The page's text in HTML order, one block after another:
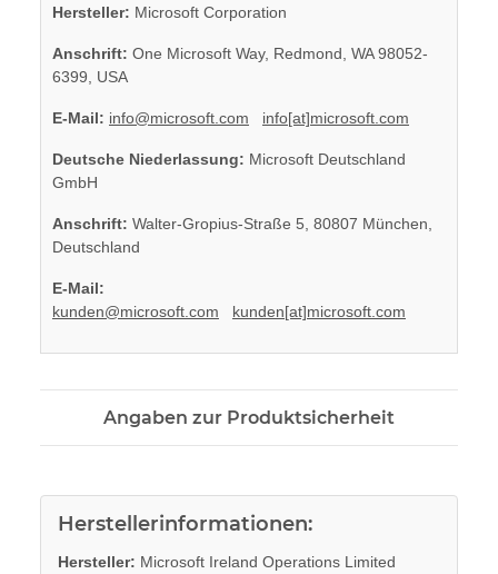
Hersteller: Microsoft Corporation
Anschrift: One Microsoft Way, Redmond, WA 98052-
6399, USA
E-Mail: info@microsoft.com info[at]microsoft.com
Deutsche Niederlassung: Microsoft Deutschland
GmbH
Anschrift: Walter-Gropius-Straße 5, 80807 München,
Deutschland
E-Mail:
kunden@microsoft.com
kunden[at]microsoft.com
Angaben zur Produktsicherheit
Herstellerinformationen:
Hersteller: Microsoft Ireland Operations Limited